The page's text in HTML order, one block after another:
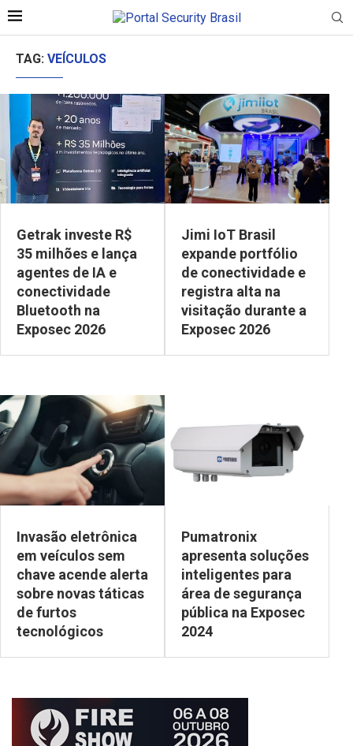
TAG: VEÍCULOS
Getrak investe R$
35 milhões e lança
agentes de IA e
conectividade
Bluetooth na
Exposec 2026
Jimi IoT Brasil
expande portfólio
de conectividade e
registra alta na
visitação durante a
Exposec 2026
Invasão eletrônica
em veículos sem
chave acende alerta
sobre novas táticas
de furtos
tecnológicos
Pumatronix
apresenta soluções
inteligentes para
área de segurança
pública na Exposec
2024